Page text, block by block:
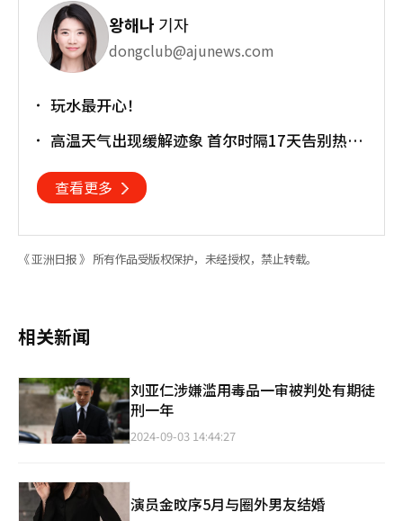
왕해나 기자
dongclub@ajunews.com
玩水最开心！
高温天气出现缓解迹象 首尔时隔17天告别热带
查看更多
《 亚洲日报 》 所有作品受版权保护，未经授权，禁止转载。
相关新闻
刘亚仁涉嫌滥用毒品一审被判处有期徒
刑一年
2024-09-03 14:44:27
演员金旼序5月与圈外男友结婚